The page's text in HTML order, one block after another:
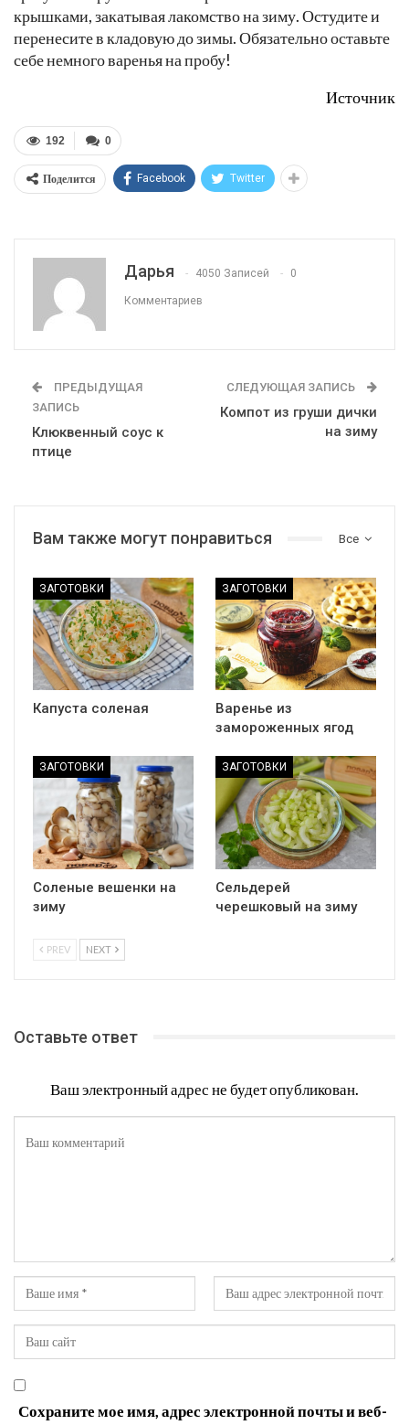
крышками, закатывая лакомство на зиму. Остудите и
перенесите в кладовую до зимы. Обязательно оставьте
себе немного варенья на пробу!
Источник
0
192
Поделится Facebook Twitter
Дарья 4050 Записей 0
Комментариев
ПРЕДЫДУЩАЯ
ЗАПИСЬ
Клюквенный соус к
птице
СЛЕДУЮЩАЯ ЗАПИСЬ
Компот из груши дички
на зиму
Все
Вам также могут понравиться
ЗАГОТОВКИ
Капуста соленая
ЗАГОТОВКИ
Варенье из
замороженных ягод
ЗАГОТОВКИ
Соленые вешенки на
зиму
ЗАГОТОВКИ
Сельдерей
черешковый на зиму
PREV NEXT
Оставьте ответ
Ваш электронный адрес не будет опубликован.
Сохраните мое имя, адрес электронной почты и веб-